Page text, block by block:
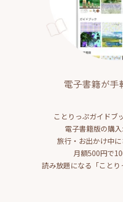
電子書籍が手
ことりっぷガイドブ
電子書籍版の購入
旅行・お出かけ中
月額500円で
読み放題になる「こと